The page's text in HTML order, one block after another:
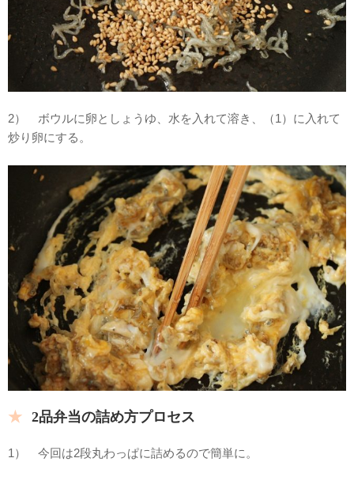
2） ボウルに卵としょうゆ、水を入れて溶き、（1）に入れて
炒り卵にする。
2品弁当の詰め方プロセス
1） 今回は2段丸わっぱに詰めるので簡単に。